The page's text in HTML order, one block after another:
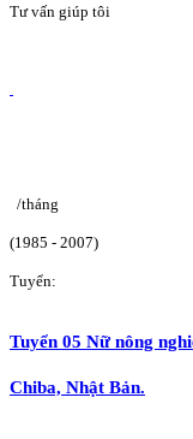
Tư vấn giúp tôi
/tháng
(1985 - 2007)
Tuyển:
Tuyển 05 Nữ nông
Chiba, Nhật Bản.